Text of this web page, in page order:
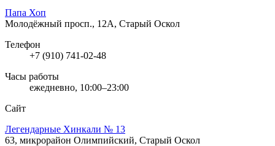
Папа Хоп
Молодёжный просп., 12А, Старый Оскол
Телефон
+7 (910) 741-02-48
Часы работы
ежедневно, 10:00–23:00
Сайт
Легендарные Хинкали № 13
63, микрорайон Олимпийский, Старый Оскол